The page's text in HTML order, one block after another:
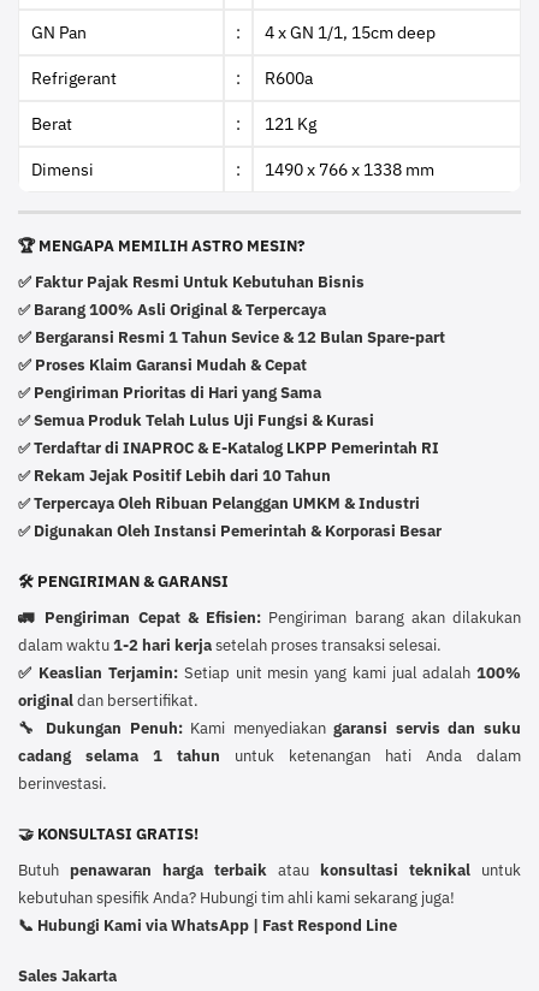
GN Pan : 4 x GN 1/1, 15cm deep
Refrigerant : R600a
Berat : 121 Kg
Dimensi : 1490 x 766 x 1338 mm
🏆 MENGAPA MEMILIH ASTRO MESIN?
✅ Faktur Pajak Resmi Untuk Kebutuhan Bisnis
✅ Barang 100% Asli Original & Terpercaya
✅ Bergaransi Resmi 1 Tahun Sevice & 12 Bulan Spare-part
✅ Proses Klaim Garansi Mudah & Cepat
✅ Pengiriman Prioritas di Hari yang Sama
✅Semua Produk Telah Lulus Uji Fungsi & Kurasi
✅Terdaftar di INAPROC & E-Katalog LKPP Pemerintah RI
✅ Rekam Jejak Positif Lebih dari 10 Tahun
✅Terpercaya Oleh Ribuan Pelanggan UMKM & Industri
✅ Digunakan Oleh Instansi Pemerintah & Korporasi Besar
🛠️ PENGIRIMAN & GARANSI
🚛 Pengiriman Cepat & Efisien: Pengiriman barang akan dilakukan
dalam waktu1-2 hari kerjasetelah proses transaksi selesai.
✅ Keaslian Terjamin: Setiap unit mesin yang kami jual adalah100%
originaldan bersertifikat.
🔧 Dukungan Penuh:Kami menyediakangaransi servis dan suku
cadang selama 1 tahun untuk ketenangan hati Anda dalam
berinvestasi.
🤝 KONSULTASI GRATIS!
Butuh penawaran harga terbaik atau konsultasi teknikal untuk
kebutuhan spesifik Anda? Hubungi tim ahli kami sekarang juga!
📞 Hubungi Kami via WhatsApp | Fast Respond Line
Sales Jakarta